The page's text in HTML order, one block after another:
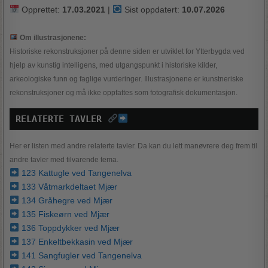
Opprettet: 17.03.2021 | Sist oppdatert: 10.07.2026
Om illustrasjonene:
Historiske rekonstruksjoner på denne siden er utviklet for Ytterbygda ved
hjelp av kunstig intelligens, med utgangspunkt i historiske kilder,
arkeologiske funn og faglige vurderinger. Illustrasjonene er kunstneriske
rekonstruksjoner og må ikke oppfattes som fotografisk dokumentasjon.
RELATERTE TAVLER
Her er listen med andre relaterte tavler. Da kan du lett manøvrere deg frem til
andre tavler med tilvarende tema.
123 Kattugle ved Tangenelva
133 Våtmarkdeltaet Mjær
134 Gråhegre ved Mjær
135 Fiskeørn ved Mjær
136 Toppdykker ved Mjær
137 Enkeltbekkasin ved Mjær
141 Sangfugler ved Tangenelva